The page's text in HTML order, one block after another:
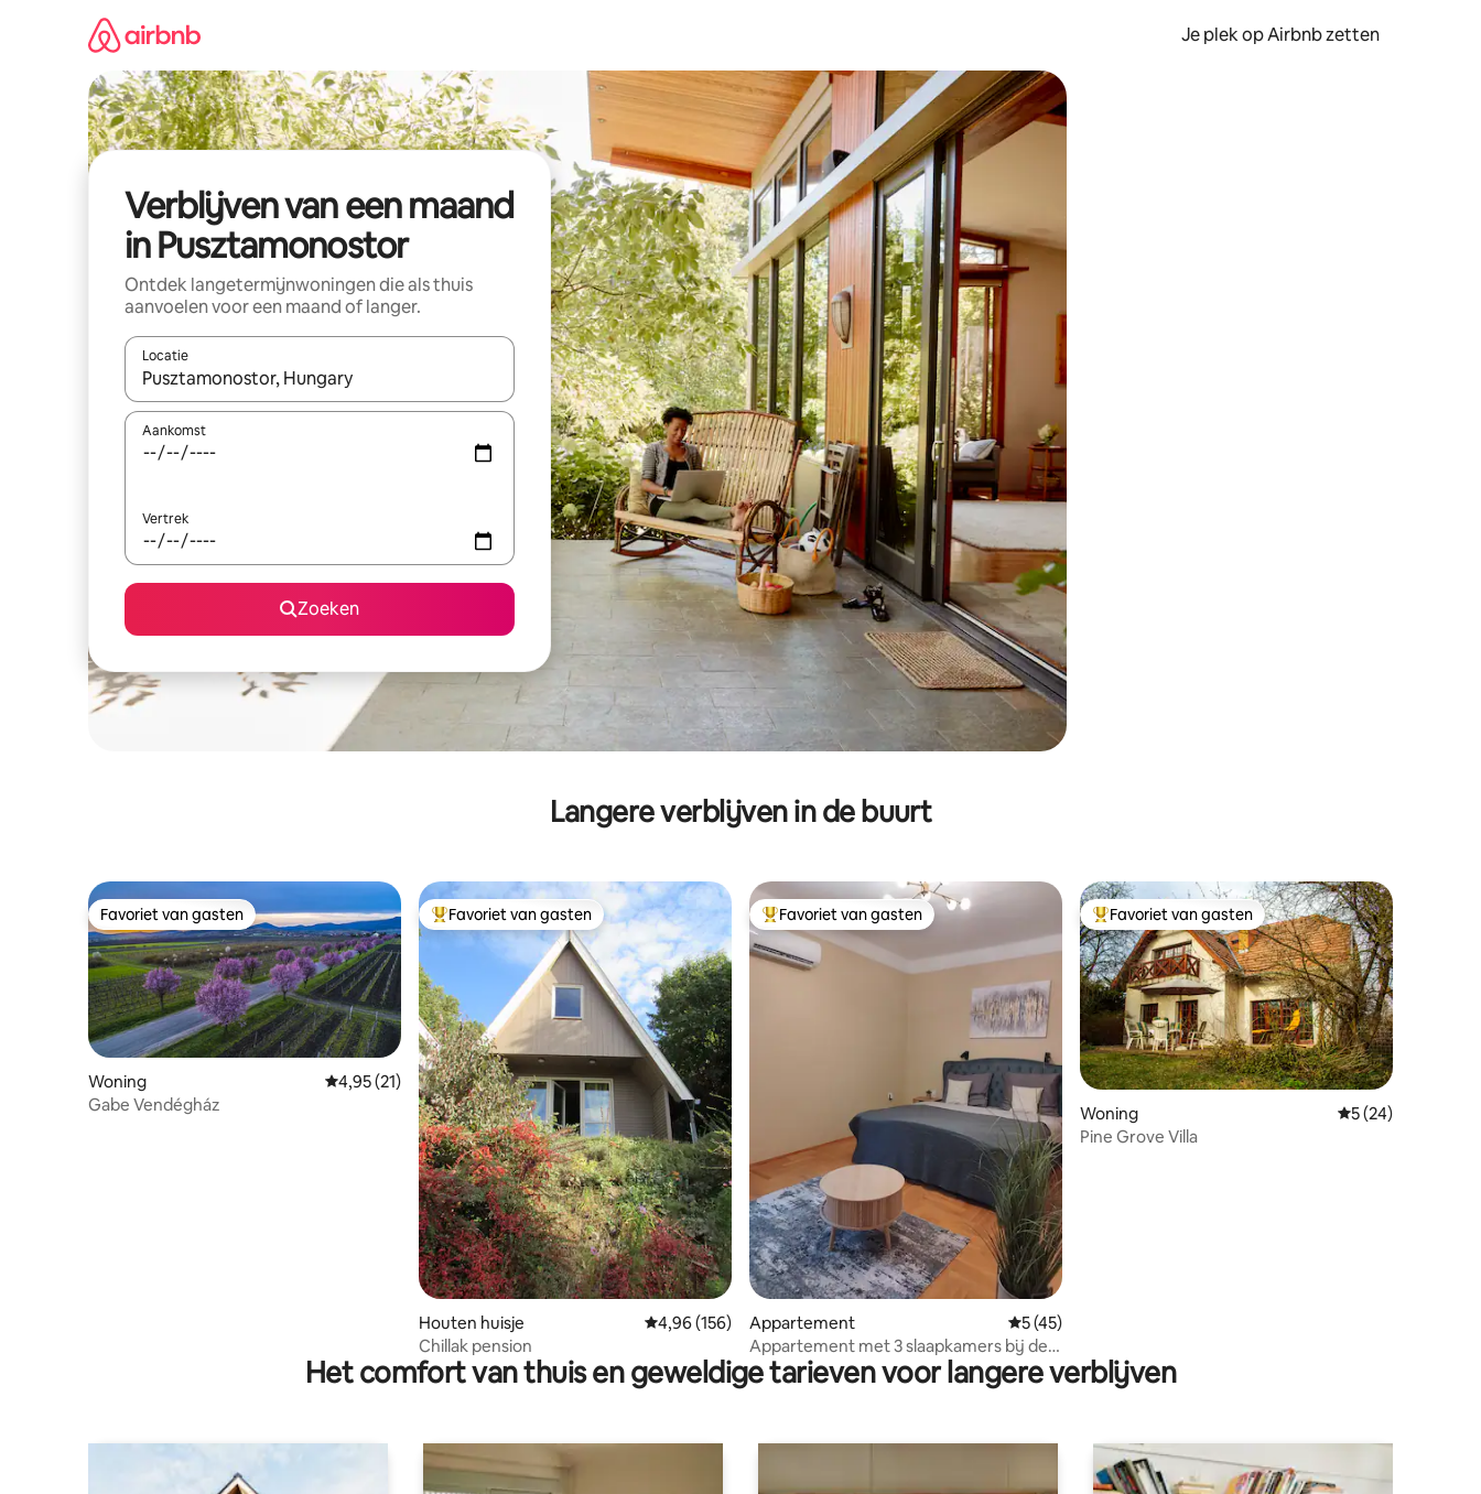
Je plek op Airbnb zetten
Verblijven van een maand
in Pusztamonostor
Ontdek langetermijnwoningen die als thuis
aanvoelen voor een maand of langer.
Locatie
Wanneer er resultaten beschikbaar zijn, maak je een keuze met je de pijltjestoetsen omhoog en omlaag, óf door te tikken of swipen.
Aankomst
Vertrek
Zoeken
Langere verblijven in de buurt
Favoriet van gasten
Favoriet van gasten
Woning Gemiddelde beoordeling van 4,95 op 5, 21 recensies
4,95 (21)
Gabe Vendégház
Topfavoriet van gasten
Favoriet van gasten
Houten huisje Gemiddelde beoordeling van 4,96 op 5, 156 recensies
4,96 (156)
Chillak pension
Topfavoriet van gasten
Favoriet van gasten
Appartement Gemiddelde beoordeling van 5 op 5, 45 recensies
5 (45)
Appartement met 3 slaapkamers bij de
luchthaven / gratis parkeren / airco / zelf
inchecken
Topfavoriet van gasten
Favoriet van gasten
Woning Gemiddelde
5 (24)
Pine Grove Villa
Het comfort van thuis en geweldige tarieven voor langere verblijven